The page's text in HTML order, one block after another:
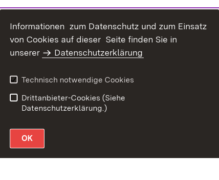
Informationen zum Datenschutz und zum Einsatz
von Cookies auf dieser Seite finden Sie in
unserer
Datenschutzerklärung
Technisch notwendige Cookies
Drittanbieter-Cookies (Siehe
Datenschutzerklärung.)
OK